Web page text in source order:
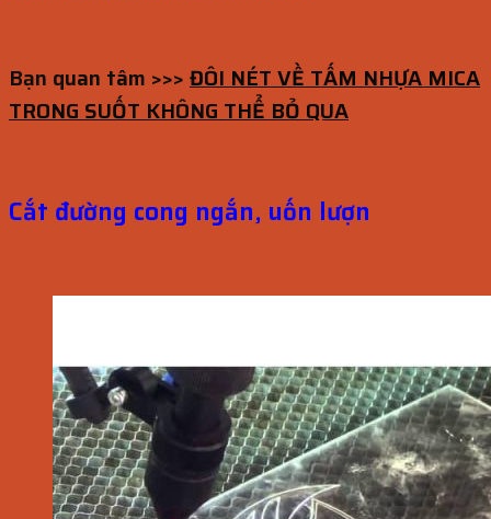
Bạn quan tâm >>> ĐÔI NÉT VỀ TẤM NHỰA MICA
TRONG SUỐT KHÔNG THỂ BỎ QUA
Cắt đường cong ngắn, uốn lượn